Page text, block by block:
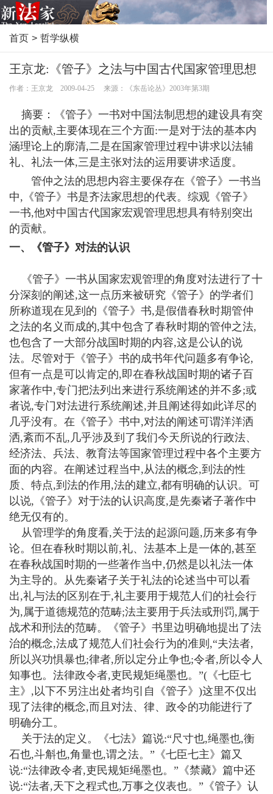
首页 > 哲学纵横
王京龙:《管子》之法与中国古代国家管理思想
作者：王京龙 2009-04-25 来源：《东岳论丛》2003年第3期
摘要：《管子》一书对中国法制思想的建设具有突
出的贡献,主要体现在三个方面:一是对于法的基本内
涵理论上的廓清,二是在国家管理过程中讲求以法辅
礼、礼法一体,三是主张对法的运用要讲求适度。
管仲之法的思想内容主要保存在《管子》一书当
中,《管子》书是齐法家思想的代表。综观《管子》
一书,他对中国古代国家宏观管理思想具有特别突出
的贡献。
一、《管子》对法的认识
《管子》一书从国家宏观管理的角度对法进行了十
分深刻的阐述,这一点历来被研究《管子》的学者们
所称道现在见到的《管子》书,是假借春秋时期管仲
之法的名义而成的,其中包含了春秋时期的管仲之法,
也包含了一大部分战国时期的内容,这是公认的说
法。尽管对于《管子》书的成书年代问题多有争论,
但有一点是可以肯定的,即在春秋战国时期的诸子百
家著作中,专门把法列出来进行系统阐述的并不多;或
者说,专门对法进行系统阐述,并且阐述得如此详尽的
几乎没有。在《管子》书中,对法的阐述可谓洋洋洒
洒,紊而不乱,几乎涉及到了我们今天所说的行政法、
经济法、兵法、教育法等国家管理过程中各个主要方
面的内容。在阐述过程当中,从法的概念,到法的性
质、特点,到法的作用,法的建立,都有明确的认识。可
以说,《管子》对于法的认识高度,是先秦诸子著作中
绝无仅有的。
从管理学的角度看,关于法的起源问题,历来多有争
论。但在春秋时期以前,礼、法基本上是一体的,甚至
在春秋战国时期的一些著作当中,仍然是以礼法一体
为主导的。从先秦诸子关于礼法的论述当中可以看
出,礼与法的区别在于,礼主要用于规范人们的社会行
为,属于道德规范的范畴;法主要用于兵法或刑罚,属于
战术和刑法的范畴。《管子》书里边明确地提出了法
治的概念,法成了规范人们社会行为的准则,“夫法者,
所以兴功惧暴也;律者,所以定分止争也;令者,所以令人
知事也。法律政令者,吏民规矩绳墨也。”(《七臣七
主》,以下不另注出处者均引自《管子》)这里不仅出
现了法律的概念,而且对法、律、政令的功能进行了
明确分工。
关于法的定义。《七法》篇说:“尺寸也,绳墨也,衡
石也,斗斛也,角量也,谓之法。”《七臣七主》篇又
说:“法律政令者,吏民规矩绳墨也。”《禁藏》篇中还
说:“法者,天下之程式也,万事之仪表也。”《管子》认